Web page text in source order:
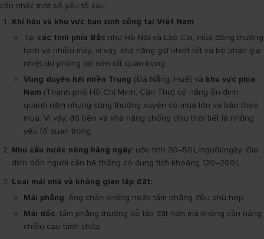
cân nhắc một số yếu tố sau:
Khí hậu và khu vực bạn sinh sống tại Việt Nam
Tại các tỉnh phía Bắc như Hà Nội và Lào Cai, mùa đông thường
lạnh và nhiều mây, vì vậy, khả năng giữ nhiệt tốt và bộ phận gia
nhiệt dự phòng trở nên rất quan trọng.
Vùng duyên hải miền Trung (Đà Nẵng, Huế) và khu vực phía
Nam (Thành phố Hồ Chí Minh, Cần Thơ) có nắng ổn định
quanh năm nhưng cũng thường xuyên có mưa lớn và bão theo
mùa. Vì vậy, độ bền và khả năng chống chịu thời tiết là những
yếu tố quan trọng.
Nhu cầu nước nóng hằng ngày: ước tính 30–50 L/người/ngày. Gia
đình bốn người cần hệ thống có dung tích khoảng 120–200 L.
Loại mái nhà và không gian lắp đặt:
Mái phẳng: ống chân không hoặc tấm phẳng đều phù hợp.
Mái dốc: tấm phẳng thường dễ lắp đặt hơn mà không cần nâng
chiều cao bình chứa.